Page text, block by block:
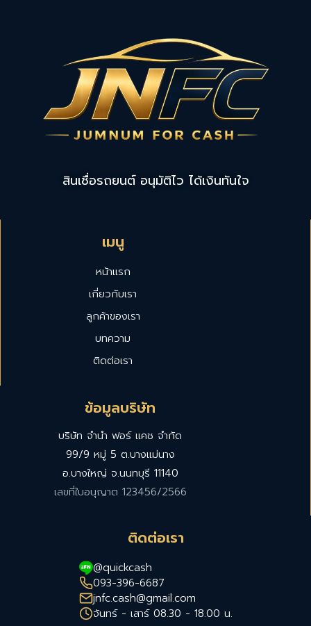
สินเชื่อรถยนต์ อนุมัติไว ได้เงินทันใจ
เมนู
หน้าแรก
เกี่ยวกับเรา
ลูกค้าของเรา
บทความ
ติดต่อเรา
ข้อมูลบริษัท
บริษัท จำนำ ฟอร์ แคช จำกัด
99/9 หมู่ 5 ต.บางแม่นาง
อ.บางใหญ่ จ.นนทบุรี 11140
เลขที่ใบอนุญาต 123456/2566
ติดต่อเรา
@quickcash
093-396-6687
jnfc.cash@gmail.com
จันทร์ - เสาร์ 08.30 - 18.00 น.